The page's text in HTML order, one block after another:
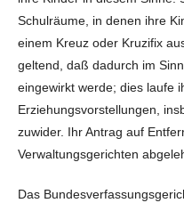
Schulräume, in denen ihre
einem Kreuz oder Kruzifix
geltend, daß dadurch im
eingewirkt werde; dies laufe
Erziehungsvorstellungen,
zuwider. Ihr Antrag auf
Verwaltungsgerichten
Das